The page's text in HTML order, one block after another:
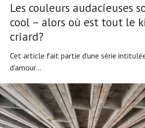
Les couleurs audacieuses
cool – alors où est tout le
criard?
Cet article fait partie d'une série
d'amour...